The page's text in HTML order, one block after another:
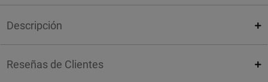
Descripción
Reseñas de Clientes